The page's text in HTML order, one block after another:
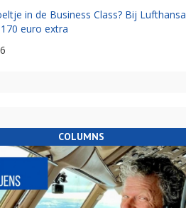
in de Business Class? Bij Lufthansa
euro extra
COLUMNS